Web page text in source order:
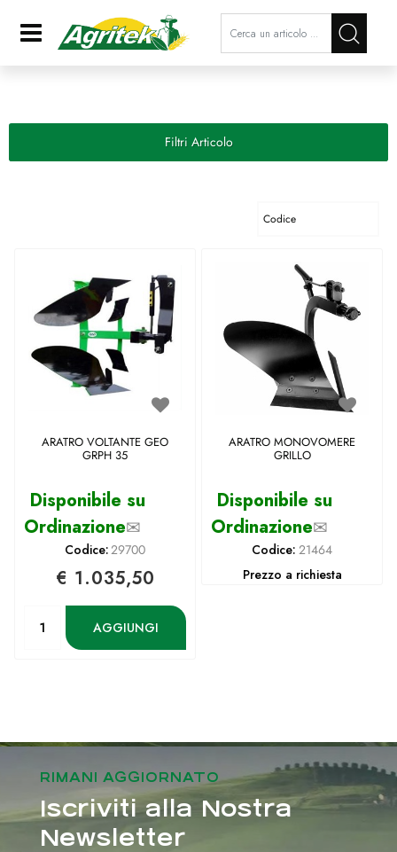
Open La modifica di un filtro
Filtri Articolo
ARATRO VOLTANTE GEO
GRPH 35
Disponibile su
Ordinazione✉
Codice:29700
€ 1.035,50
AGGIUNGI
ARATRO MONOVOMERE
GRILLO
Disponibile su
Ordinazione✉
Codice: 21464
Prezzo a richiesta
RIMANI AGGIORNATO
Iscriviti alla Nostra
Newsletter